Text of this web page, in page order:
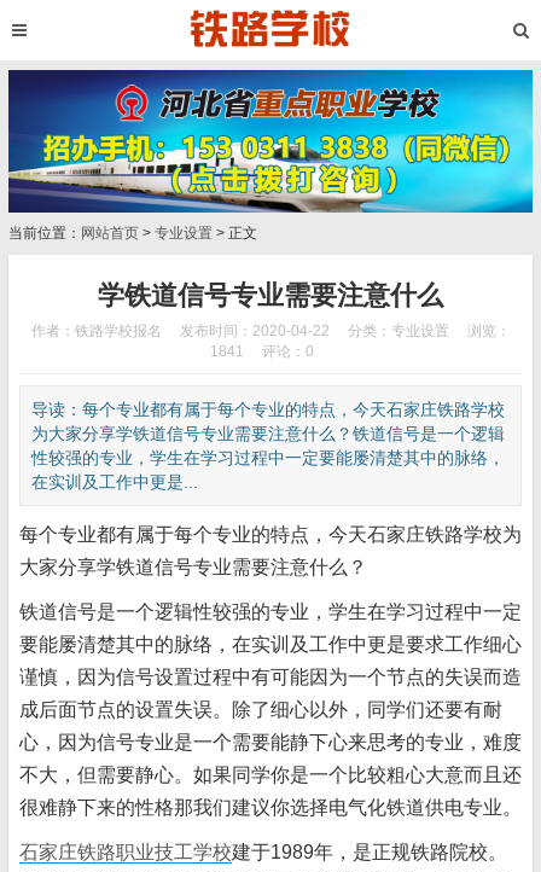
当前位置： 网站首页 > 专业设置 > 正文
学铁道信号专业需要注意什么
作者：铁路学校报名 发布时间：2020-04-22 分类： 专业设置
浏览：
1841
评论：0
导读：每个专业都有属于每个专业的特点，今天石家庄铁路学校
为大家分享学铁道信号专业需要注意什么？铁道信号是一个逻辑
性较强的专业，学生在学习过程中一定要能屡清楚其中的脉络，
在实训及工作中更是...
每个专业都有属于每个专业的特点，今天石家庄铁路学校为
大家分享学铁道信号专业需要注意什么？
铁道信号是一个逻辑性较强的专业，学生在学习过程中一定
要能屡清楚其中的脉络，在实训及工作中更是要求工作细心
谨慎，因为信号设置过程中有可能因为一个节点的失误而造
成后面节点的设置失误。除了细心以外，同学们还要有耐
心，因为信号专业是一个需要能静下心来思考的专业，难度
不大，但需要静心。如果同学你是一个比较粗心大意而且还
很难静下来的性格那我们建议你选择电气化铁道供电专业。
石家庄铁路职业技工学校建于1989年，是正规铁路院校。